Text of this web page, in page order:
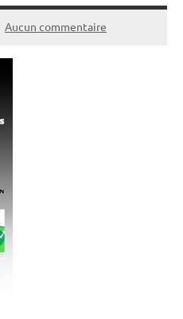
Aucun commentaire